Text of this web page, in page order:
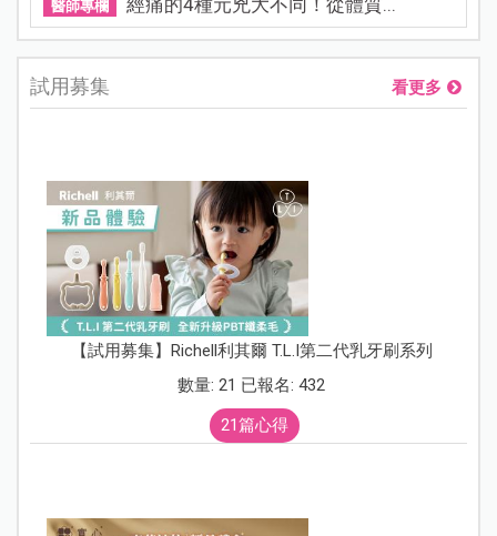
醫師專欄 經痛的4種元兇大不同！從體質...
試用募集 看更多
【試用募集】Richell利其爾 T.L.I第二代乳牙刷系列
數量: 21 已報名: 432
21篇心得